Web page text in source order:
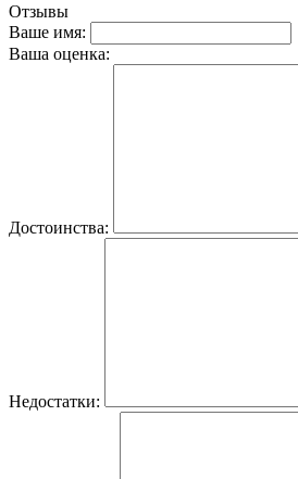
Отзывы
Ваше имя:
Ваша оценка:
Достоинства:
Недостатки: